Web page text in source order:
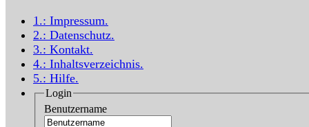
1.: Impressum.
2.: Datenschutz.
3.: Kontakt.
4.: Inhaltsverzeichnis.
5.: Hilfe.
Login
Benutzername